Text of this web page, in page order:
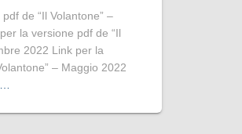
de “Il Volantone” –
la versione pdf de “Il
2022 Link per la
– Maggio 2022